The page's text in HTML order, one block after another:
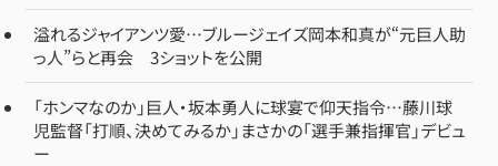
溢れるジャイアンツ愛…ブルージェイズ岡本和真が“元巨人助
っ人”らと再会 3ショットを公開
「ホンマなのか」巨人・坂本勇人に球宴で仰天指令…藤川球
児監督「打順、決めてみるか」まさかの「選手兼指揮官」デビュ
ー